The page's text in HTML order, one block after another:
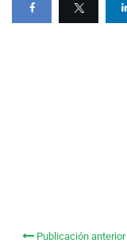
Publicación anterior